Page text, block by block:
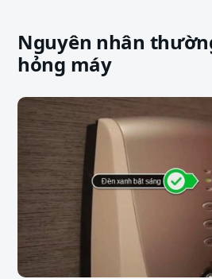
Nguyên nhân
hỏng máy